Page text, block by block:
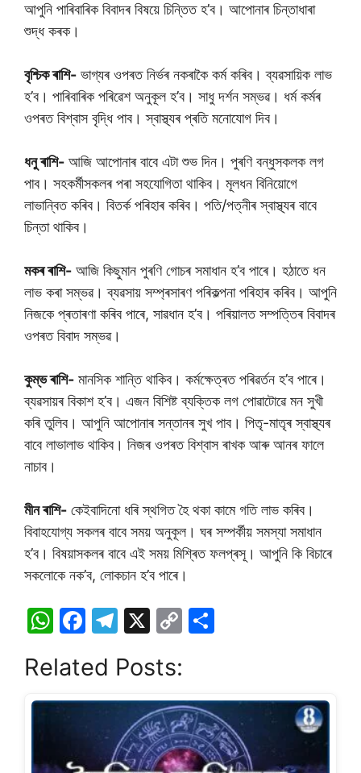
আপুনি পাৰিবাৰিক বিবাদৰ বিষয়ে চিন্তিত হ’ব। আপোনাৰ চিন্তাধাৰা
শুদ্ধ কৰক।
বৃশ্চিক ৰাশি- ভাগ্যৰ ওপৰত নিৰ্ভৰ নকৰাকৈ কৰ্ম কৰিব। ব্যৱসায়িক লাভ
হ’ব। পাৰিবাৰিক পৰিৱেশ অনুকূল হ’ব। সাধু দৰ্শন সম্ভৱ। ধৰ্ম কৰ্মৰ
ওপৰত বিশ্বাস বৃদ্ধি পাব। স্বাস্থ্যৰ প্ৰতি মনোযোগ দিব।
ধনু ৰাশি- আজি আপোনাৰ বাবে এটা শুভ দিন। পুৰণি বন্ধুসকলক লগ
পাব। সহকৰ্মীসকলৰ পৰা সহযোগিতা থাকিব। মূলধন বিনিয়োগে
লাভান্বিত কৰিব। বিতৰ্ক পৰিহাৰ কৰিব। পতি/পত্নীৰ স্বাস্থ্যৰ বাবে
চিন্তা থাকিব।
মকৰ ৰাশি- আজি কিছুমান পুৰণি গোচৰ সমাধান হ’ব পাৰে। হঠাতে ধন
লাভ কৰা সম্ভৱ। ব্যৱসায় সম্প্ৰসাৰণ পৰিকল্পনা পৰিহাৰ কৰিব। আপুনি
নিজকে প্ৰতাৰণা কৰিব পাৰে, সাৱধান হ’ব। পৰিয়ালত সম্পত্তিৰ বিবাদৰ
ওপৰত বিবাদ সম্ভৱ।
কুম্ভ ৰাশি- মানসিক শান্তি থাকিব। কৰ্মক্ষেত্ৰত পৰিৱৰ্তন হ’ব পাৰে।
ব্যৱসায়ৰ বিকাশ হ’ব। এজন বিশিষ্ট ব্যক্তিক লগ পোৱাটোৱে মন সুখী
কৰি তুলিব। আপুনি আপোনাৰ সন্তানৰ সুখ পাব। পিতৃ-মাতৃৰ স্বাস্থ্যৰ
বাবে লাভালাভ থাকিব। নিজৰ ওপৰত বিশ্বাস ৰাখক আৰু আনৰ ফালে
নাচাব।
মীন ৰাশি- কেইবাদিনো ধৰি স্থগিত হৈ থকা কামে গতি লাভ কৰিব।
বিবাহযোগ্য সকলৰ বাবে সময় অনুকূল। ঘৰ সম্পৰ্কীয় সমস্যা সমাধান
হ’ব। বিষয়াসকলৰ বাবে এই সময় মিশ্ৰিত ফলপ্ৰসূ। আপুনি কি বিচাৰে
সকলোকে নক’ব, লোকচান হ’ব পাৰে।
W
at
s
F
c
e
T
e
gr
a
m
X
C
y
Li
n
e
Related Posts: